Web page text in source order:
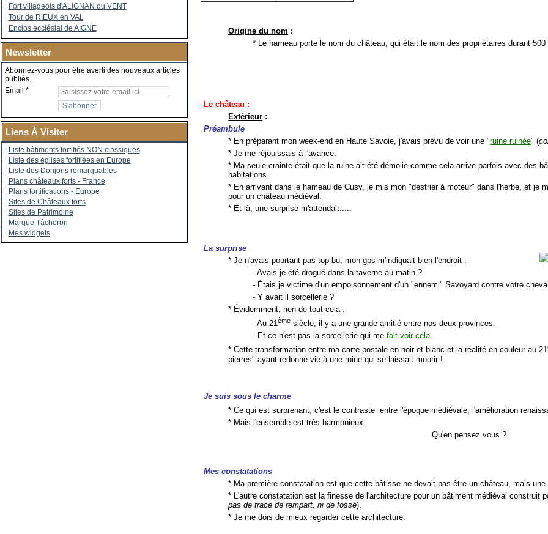
Fort villageois d'ALIGNAN du VENT
Tour de RIEUX en VAL
Enclos ecclésial de AIGNE
Newsletter
Abonnez-vous pour être averti des nouveaux articles
publiés.
Email
Liens À Visiter
Liste bâtiments fortifiés NON classiques
Liste des églises fortifiées en Europe
Liste des Donjons remarquables
Plans châteaux forts - France
Plans fortifications - Europe
Sites de Châteaux forts
Sites de Patrimoine
Marque Tâcheron
Mes widgets
Origine du nom :
* Le hameau porte le nom du château, qui était le nom des propriétaires durant 500
Le château :
Extérieur :
Préambule
* En préparant mon week-end en Haute Savoie, j'avais prévu de voir une "ruine ruinée" (
* Je me réjouissais à l'avance.
* Ma seule crainte était que la ruine ait été démolie comme cela arrive parfois avec des
habitations.
* En arrivant dans le hameau de Cusy, je mis mon "destrier à moteur" dans l'herbe, et je
pour un château médiéval.
* Et là, une surprise m'attendait.....
La surprise
* Je n'avais pourtant pas top bu, mon gps m'indiquait bien l'endroit :
- Avais je été drogué dans la taverne au matin ?
- Étais je victime d'un empoisonnement d'un "ennemi" Savoyard contre votre
- Y avait il sorcellerie ?
* Évidemment, rien de tout cela :
- Au 21ème siècle, il y a une grande amitié entre nos deux provinces.
- Et ce n'est pas la sorcellerie qui mefait voir cela.
* Cette transformation entre ma carte postale en noir et blanc et la réalité en couleur au 21
pierres" ayant redonné vie à une ruine qui se laissait mourir !
Je suis sous le charme
* Ce qui est surprenant, c'est le contraste entre l'époque médiévale, l'amélioration
* Mais l'ensemble est très harmonieux.
Qu'en pensez vous ?
Mes constatations
* Ma première constatation est que cette bâtisse ne devait pas être un château, mais une
* L'autre constatation est la finesse de l'architecture pour un bâtiment médiéval construit
pas de trace de rempart, ni de fossé).
* Je me dois de mieux regarder cette architecture.